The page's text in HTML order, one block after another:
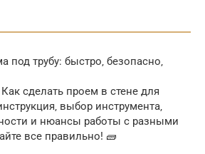
трубу: быстро‚ безопасно‚
сделать проем в стене для
выбор инструмента‚
и нюансы работы с разными
все правильно! 🧱